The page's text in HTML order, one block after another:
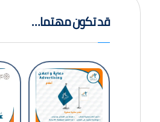
قد تكون مهتما…